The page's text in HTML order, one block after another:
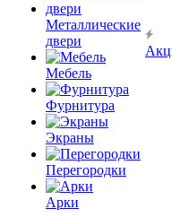
Металлические
двери
Мебель
Фурнитура
Экраны
Перегородки
Арки